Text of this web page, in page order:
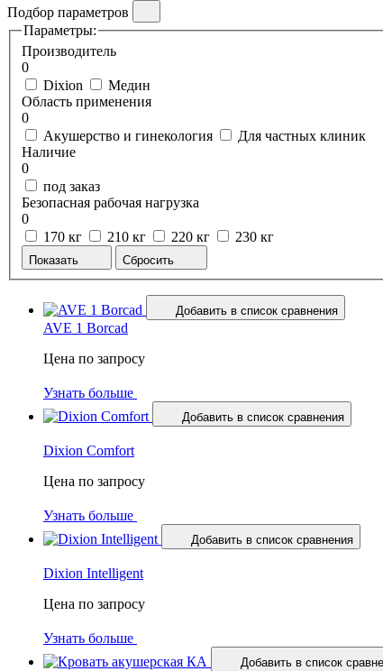
Подбор параметров
Параметры:
Производитель
0
Dixion
Медин
Область применения
0
Акушерство и гинекология
Для частных клиник
Наличие
0
под заказ
Безопасная рабочая нагрузка
0
170 кг
210 кг 220 кг 230 кг
Показать Сбросить
Добавить в список сравнения
AVE 1 Borcad
Цена по запросу
Узнать больше
Добавить в список сравнения
Dixion Comfort
Цена по запросу
Узнать больше
Добавить в список сравнения
Dixion Intelligent
Цена по запросу
Узнать больше
Добавить в список